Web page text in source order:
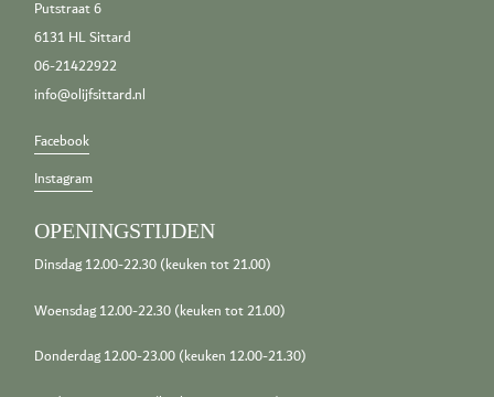
Putstraat 6
6131 HL Sittard
06-21422922
info@olijfsittard.nl
Facebook
Instagram
OPENINGSTIJDEN
Dinsdag 12.00-22.30 (keuken tot 21.00)
Woensdag 12.00-22.30 (keuken tot 21.00)
Donderdag 12.00-23.00 (keuken 12.00-21.30)